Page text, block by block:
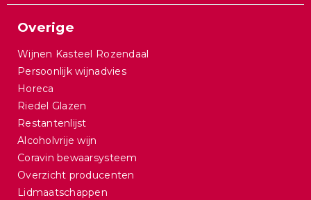
Overige
Wijnen Kasteel Rozendaal
Persoonlijk wijnadvies
Horeca
Riedel Glazen
Restantenlijst
Alcoholvrije wijn
Coravin bewaarsysteem
Overzicht producenten
Lidmaatschappen